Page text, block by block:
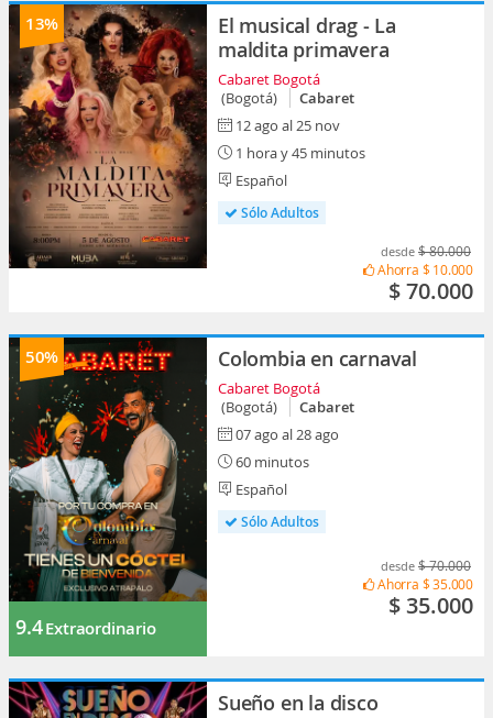
13%
El musical drag - La
maldita primavera
Cabaret Bogotá
(Bogotá)
Cabaret
12 ago al 25 nov
1 hora y 45 minutos
Español
Sólo Adultos
desde $ 80.000
Ahorra $ 10.000
$ 70.000
50%
9.4Extraordinario
Colombia en carnaval
Cabaret Bogotá
(Bogotá)
Cabaret
07 ago al 28 ago
60 minutos
Español
Sólo Adultos
desde $ 70.000
Ahorra $ 35.000
$ 35.000
Sueño en la disco